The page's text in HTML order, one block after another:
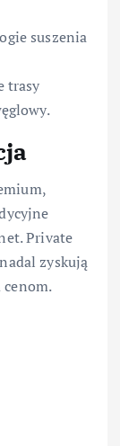
suszenia
trasy
Private
zyskują